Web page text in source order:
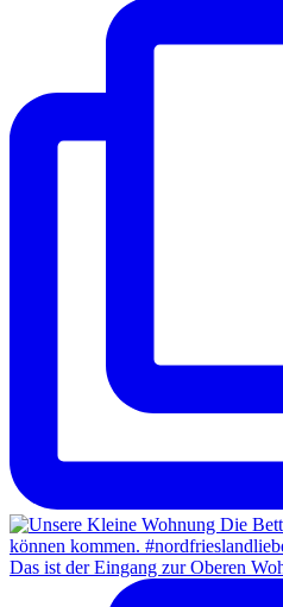
Das ist der Eingang zur Oberen